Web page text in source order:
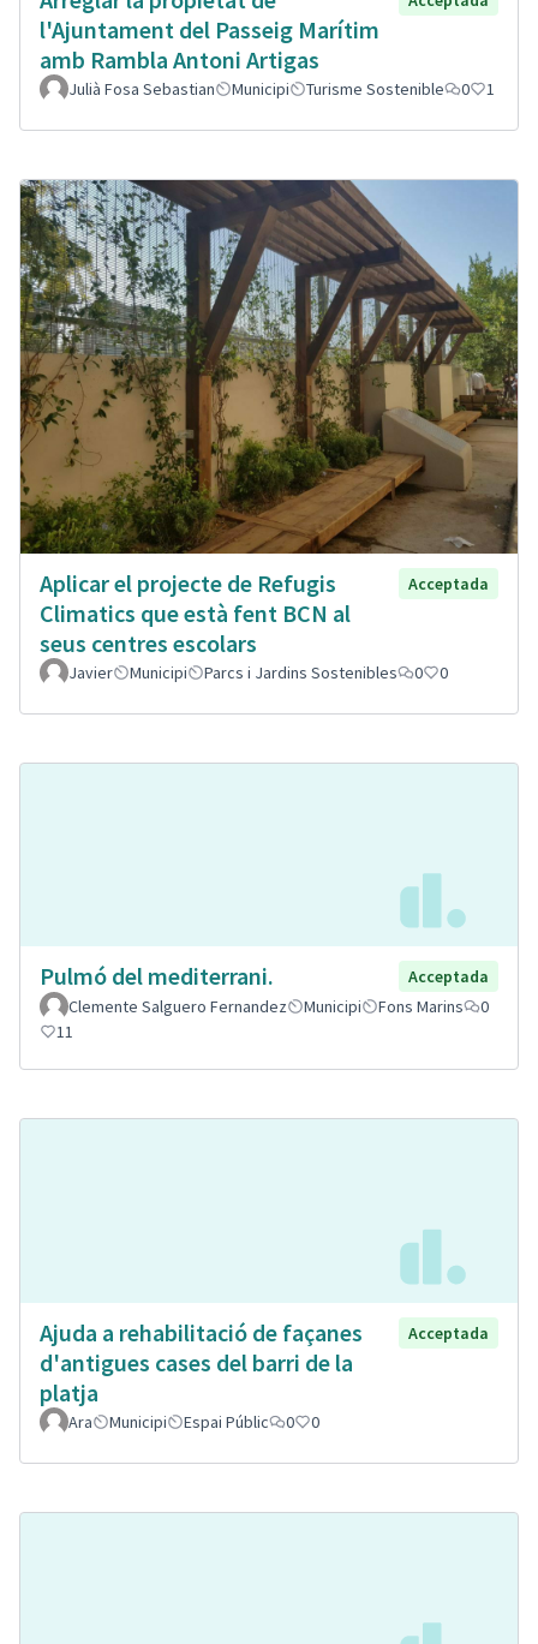
l'Ajuntament del Passeig Marítim
amb Rambla Antoni Artigas
Julià Fosa Sebastian Municipi Turisme Sostenible 0 1
Aplicar el projecte de Refugis
Climatics que està fent BCN al
seus centres escolars
Acceptada
Javier Municipi Parcs i Jardins Sostenibles 0 0
Pulmó del mediterrani.
Acceptada
Clemente Salguero Fernandez
Municipi Fons Marins
0
11
Ajuda a rehabilitació de façanes
d'antigues cases del barri de la
platja
Acceptada
Ara Municipi Espai Públic 0 0